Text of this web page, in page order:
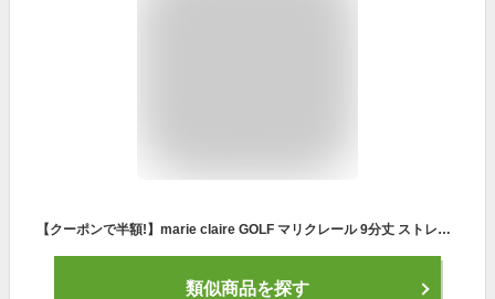
【クーポンで半額!】marie claire GOLF マリクレール 9分丈 ストレッチパンツ ゴルフウェア レディース ロングパンツ 接触冷感 涼しい UVカット 紫外線対策 細身 美脚 ブランド おしゃれ かわいい 大きいサイズ S M L LL 3L 春夏 白 黒 赤 紺
類似商品を探す